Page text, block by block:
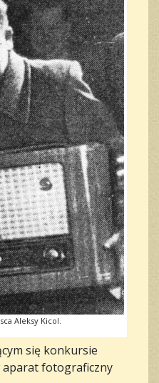
Aleksy Kicol.
się konkursie
fotograficzny